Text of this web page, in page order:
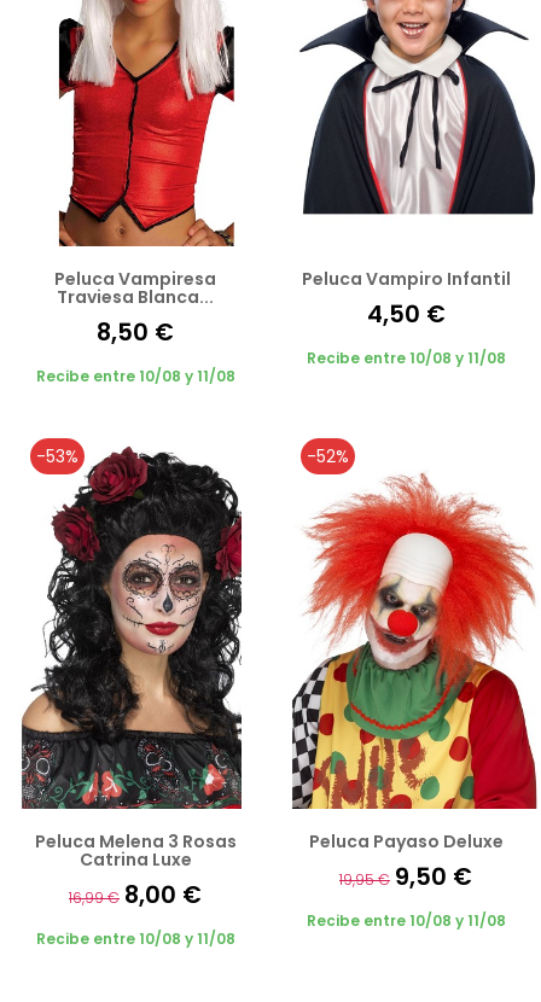
Peluca Vampiresa
Traviesa Blanca...
8,50 €
Recibe entre 10/08 y 11/08
Peluca Vampiro Infantil
4,50 €
Recibe entre 10/08 y 11/08
-53%
Peluca Melena 3 Rosas
Catrina Luxe
16,99 € 8,00 €
Recibe entre 10/08 y 11/08
-52%
Peluca Payaso Deluxe
19,95 € 9,50 €
Recibe entre 10/08 y 11/08